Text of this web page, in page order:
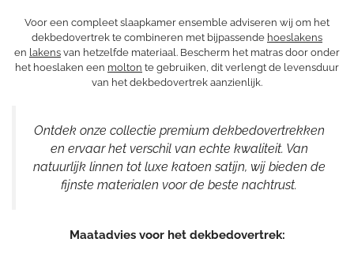
Voor een compleet slaapkamer ensemble adviseren wij om het
dekbedovertrek te combineren met bijpassende hoeslakens
en lakens van hetzelfde materiaal. Bescherm het matras door onder
het hoeslaken een molton te gebruiken, dit verlengt de levensduur
van het dekbedovertrek aanzienlijk.
Ontdek onze collectie premium dekbedovertrekken
en ervaar het verschil van echte kwaliteit. Van
natuurlijk linnen tot luxe katoen satijn, wij bieden de
fijnste materialen voor de beste nachtrust.
Maatadvies voor het dekbedovertrek: